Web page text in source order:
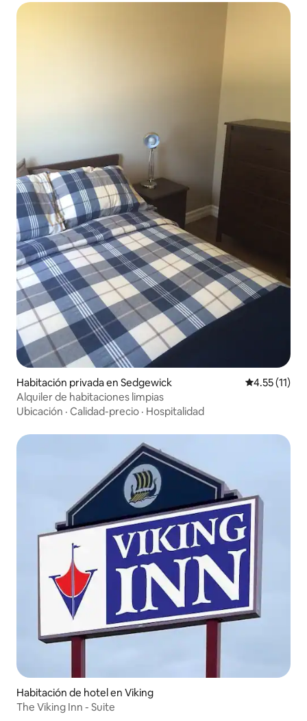
Habitación privada en Sedgewick Calificación
4.55 (11)
Alquiler de habitaciones limpias
Ubicación · Calidad-precio · Hospitalidad
Habitación de hotel en Viking
The Viking Inn - Suite